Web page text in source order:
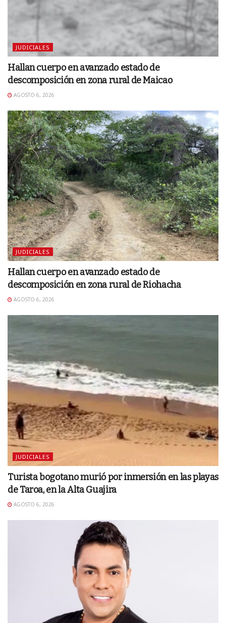
JUDICIALES
Hallan cuerpo en avanzado estado de
descomposición en zona rural de Maicao
AGOSTO 6, 2026
JUDICIALES
Hallan cuerpo en avanzado estado de
descomposición en zona rural de Riohacha
AGOSTO 6, 2026
JUDICIALES
Turista bogotano murió por inmersión en las playas
de Taroa, en la Alta Guajira
AGOSTO 6, 2026